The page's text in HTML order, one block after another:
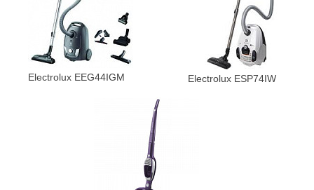
Electrolux EEG44IGM Electrolux ESP74IW